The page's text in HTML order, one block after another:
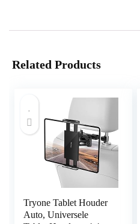
Related Products
Tryone Tablet Houder
Auto, Universele